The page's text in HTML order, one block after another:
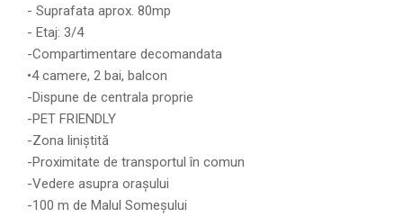
- Suprafata aprox. 80mp
- ⁠Etaj: 3/4
-Compartimentare decomandata
•4 camere, 2 bai, balcon
-Dispune de centrala proprie
-PET FRIENDLY
-Zona liniștită
-Proximitate de transportul în comun
-Vedere asupra orașului
-100 m de Malul Someșului